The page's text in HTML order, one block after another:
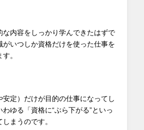
な内容をしっかり学んできたはずで
がいつしか資格だけを使った仕事を
。
安定）だけが目的の仕事になってし
わゆる「資格に“ぶら下がる”といっ
まうのです。